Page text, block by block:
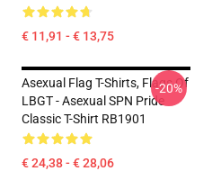
€ 11,91 - € 13,75
Asexual Flag T-Shirts, Flags Of
LBGT - Asexual SPN Pride
Classic T-Shirt RB1901
€ 24,38 - € 28,06
-20%